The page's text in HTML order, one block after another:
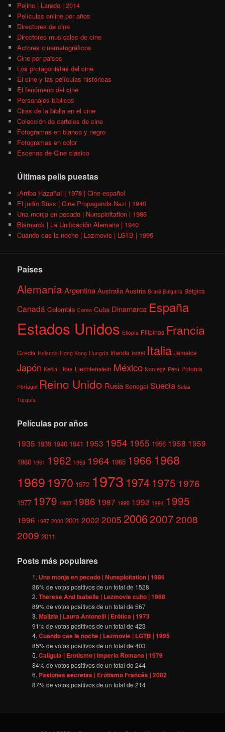
Pejino | Laredo | 2014
Películas online por años
Directores de cine
Directores musicales de cine
Actores cinematográficos
Cine por paises
Los protagonistas del cine
El cine y las películas históricas
El fenómeno del cine
Personajes bíblicos
Citas de la biblia en el cine
Colección de carteles de cine
Fotogramas en blanco y negro
Fotogramas en color
Escenas de Cine clásico
Últimas pelis puestas
¡Arriba Hazaña! | 1978 | Cine español
El judío Süss | Cine Propaganda Nazi | 1940
Una monja en pecado | Nunsploitation | 1986
Bismarck | La Unificación Alemana | 1940
Cuando cae la noche | Lezmovie | LGTB | 1995
Países
AlemaniaArgentina Australia Austria Brasil Bulgaria Bélgica
Canadá Colombia Corea Cuba Dinamarca España
Estados Unidos Etiopía Filipinas Francia
Grecia Holanda Hong Kong Hungría Irlanda Israel Italia Jamaica
Japón Kenia Libia Liechtenstein México Noruega Perú Polonia
Portugal Reino Unido Rusia Senegal Suecia Suiza
Turquía
Películas por años
1935 1939 1940 1941 1953 1954 1955 1956 1958 1959
1960 1961 1962 1963 1964 1965 1966 1968
1969 1970 1972 1973 1974 1975 1976
1977 1979 1985 1986 1987 1990 1992 1994 1995
1996 1997 2000 2001 2002 2005 200620072008
2009 2011
Posts más populares
Una monja en pecado | Nunsploitation | 1986
86% de votos positivos de un total de 1528
Therese And Isabelle | Lezmovie culto | 1968
89% de votos positivos de un total de567
Malizia | Laura Antonelli | Erótica | 1973
91% de votos positivos de un total de423
Cuando cae la noche | Lezmovie | LGTB | 1995
85% de votos positivos de un total de403
Calígula | Erotismo | Imperio Romano | 1979
84% de votos positivos de un total de244
Pasiones secretas | Erotismo Francés | 2002
87% de votos positivos de un total de214